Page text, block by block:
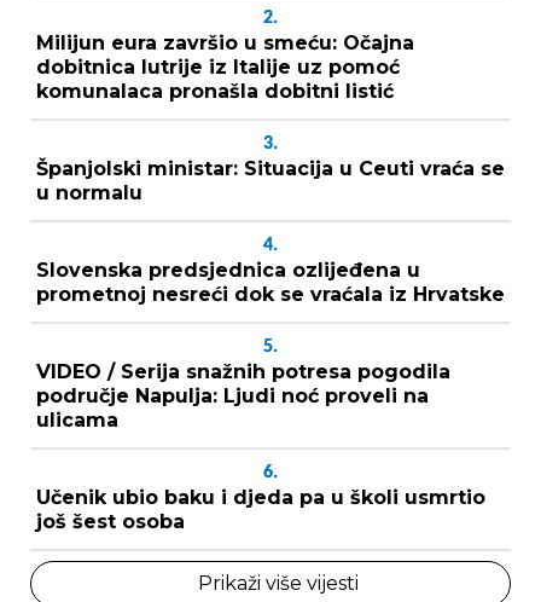
2.
Milijun eura završio u smeću: Očajna
dobitnica lutrije iz Italije uz pomoć
komunalaca pronašla dobitni listić
3.
Španjolski ministar: Situacija u Ceuti vraća se
u normalu
4.
Slovenska predsjednica ozlijeđena u
prometnoj nesreći dok se vraćala iz Hrvatske
5.
VIDEO / Serija snažnih potresa pogodila
područje Napulja: Ljudi noć proveli na
ulicama
6.
Učenik ubio baku i djeda pa u školi usmrtio
još šest osoba
Prikaži više vijesti